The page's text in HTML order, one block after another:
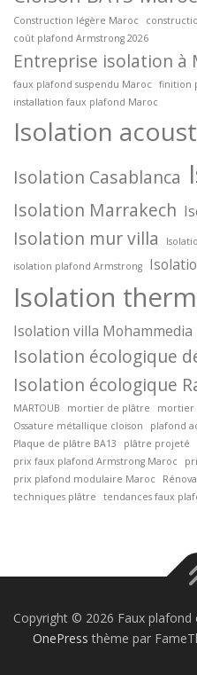
Construction légère Maroc
coût plafond Armstrong 2026
Entreprise isolation à
faux plafond suspendu Maroc finition
installation faux plafond Maroc
Isolation
Isolation Casablanca
Isolation Marrakech
Isolation mur villa
isolation plafond Armstrong
Isolation
Isolation villa Mohammedia
Isolation écologique
Isolation écologique
MARTOUB
mortier de plâtre
mortier
Ossature métallique cloison
plafond
Plaque de plâtre BA13
plâtre projeté
prix faux plafond Armstrong Maroc
prix plafond modulaire Maroc
techniques plâtre
tendances faux
Copyright © 2026 Faux plafond
OnePress thème par